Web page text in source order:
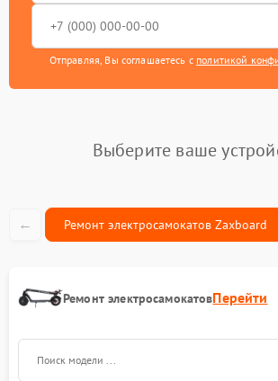
Отправляя, Вы соглашаетесь с политикой
Выберите ваше
← Ремонт электросамокатов Zaxboard
Ремонт электросамокатовПерейти